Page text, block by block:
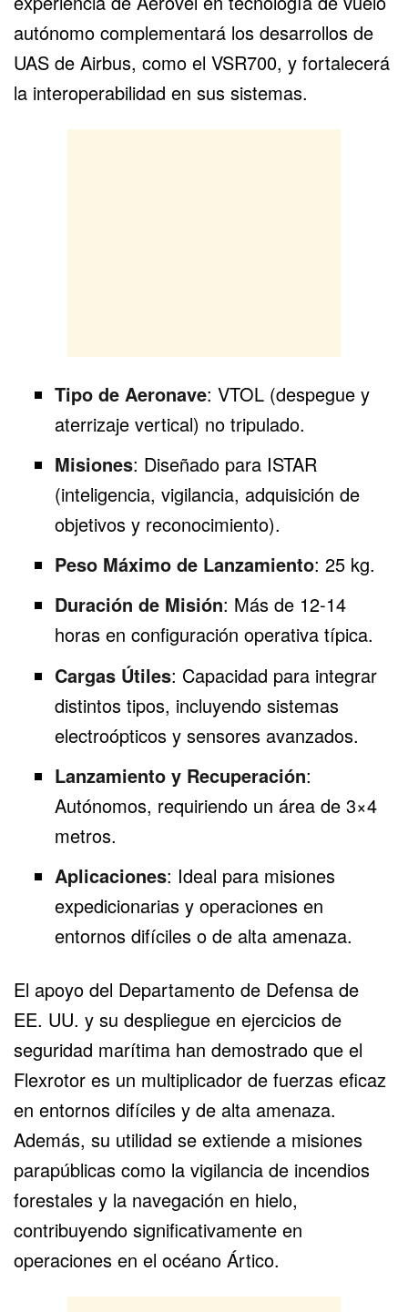
autónomo complementará los desarrollos de
UAS de Airbus, como el VSR700, y fortalecerá
la interoperabilidad en sus sistemas.
Tipo de Aeronave: VTOL (despegue y
aterrizaje vertical) no tripulado.
Misiones: Diseñado para ISTAR
(inteligencia, vigilancia, adquisición de
objetivos y reconocimiento).
Peso Máximo de Lanzamiento: 25 kg.
Duración de Misión: Más de 12-14
horas en configuración operativa típica.
Cargas Útiles: Capacidad para integrar
distintos tipos, incluyendo sistemas
electroópticos y sensores avanzados.
Lanzamiento y Recuperación:
Autónomos, requiriendo un área de 3×4
metros.
Aplicaciones: Ideal para misiones
expedicionarias y operaciones en
entornos difíciles o de alta amenaza.
El apoyo del Departamento de Defensa de
EE. UU. y su despliegue en ejercicios de
seguridad marítima han demostrado que el
Flexrotor es un multiplicador de fuerzas eficaz
en entornos difíciles y de alta amenaza.
Además, su utilidad se extiende a misiones
parapúblicas como la vigilancia de incendios
forestales y la navegación en hielo,
contribuyendo significativamente en
operaciones en el océano Ártico.